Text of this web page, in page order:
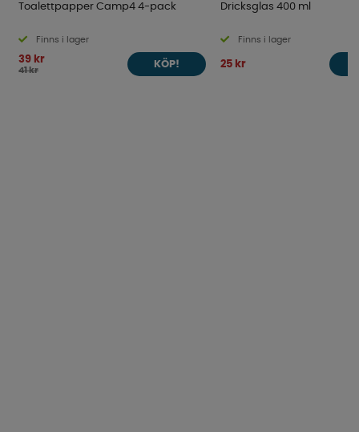
Toalettpapper Camp4 4-pack
Finns i lager
39 kr
41 kr
KÖP!
Dricksglas 400 ml
Finns i lager
25 kr